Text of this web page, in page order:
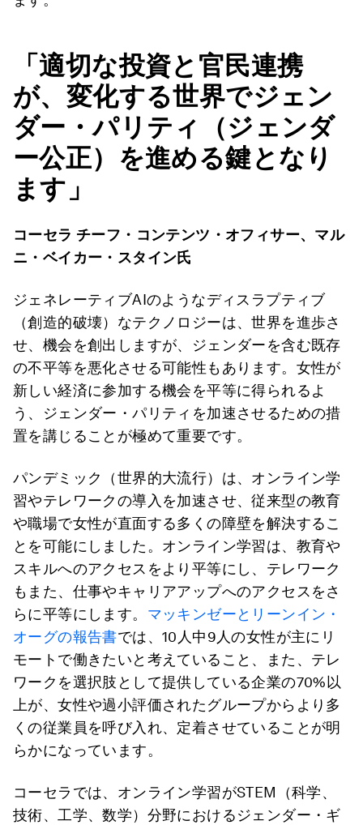
「適切な投資と官民連携
が、変化する世界でジェン
ダー・パリティ（ジェンダ
ー公正）を進める鍵となり
ます」
コーセラ チーフ・コンテンツ・オフィサー、マル
ニ・ベイカー・スタイン氏
ジェネレーティブAIのようなディスラプティブ
（創造的破壊）なテクノロジーは、世界を進歩さ
せ、機会を創出しますが、ジェンダーを含む既存
の不平等を悪化させる可能性もあります。女性が
新しい経済に参加する機会を平等に得られるよ
う、ジェンダー・パリティを加速させるための措
置を講じることが極めて重要です。
パンデミック（世界的大流行）は、オンライン学
習やテレワークの導入を加速させ、従来型の教育
や職場で女性が直面する多くの障壁を解決するこ
とを可能にしました。オンライン学習は、教育や
スキルへのアクセスをより平等にし、テレワーク
もまた、仕事やキャリアアップへのアクセスをさ
らに平等にします。 マッキンゼーとリーンイン・
オーグの報告書では、10人中9人の女性が主にリ
モートで働きたいと考えていること、また、テレ
ワークを選択肢として提供している企業の70%以
上が、女性や過小評価されたグループからより多
くの従業員を呼び入れ、定着させていることが明
らかになっています。
コーセラでは、オンライン学習がSTEM（科学、
技術、工学、数学）分野におけるジェンダー・ギ